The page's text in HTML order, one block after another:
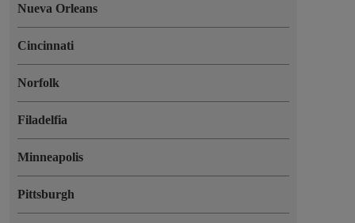
Nueva Orleans
Cincinnati
Norfolk
Filadelfia
Minneapolis
Pittsburgh